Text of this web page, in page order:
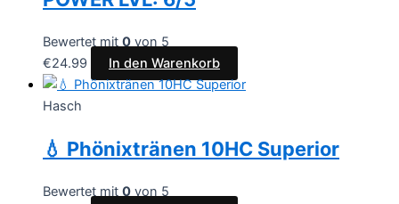
Bewertet mit 0 von 5
€24.99 In den Warenkorb
Hasch
💧 Phönixtränen 10HC Superior
Bewertet mit 0 von 5